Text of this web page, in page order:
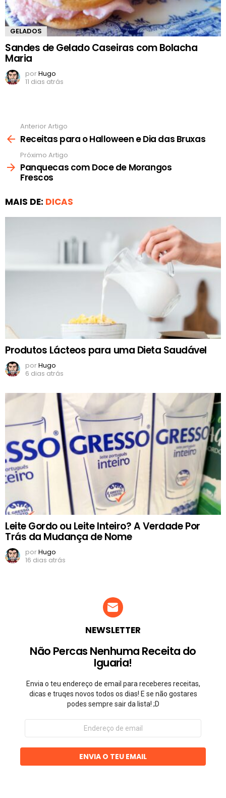
GELADOS
Sandes de Gelado Caseiras com Bolacha
Maria
porHugo
11 dias atrás
mais
Anterior Artigo
Receitas para o Halloween e Dia das Bruxas
Próximo Artigo
Panquecas com Doce de Morangos
Frescos
MAIS DE: DICAS
Produtos Lácteos para uma Dieta Saudável
porHugo
6 dias atrás
Leite Gordo ou Leite Inteiro? A Verdade Por
Trás da Mudança de Nome
porHugo
16 dias atrás
NEWSLETTER
Não Percas Nenhuma Receita do
Iguaria!
Envia o teu endereço de email para receberes receitas,
dicas e truqes novos todos os dias! E se não gostares
podes sempre sair da lista! ;D
Endereço
email
ENVIA O TEU EMAIL